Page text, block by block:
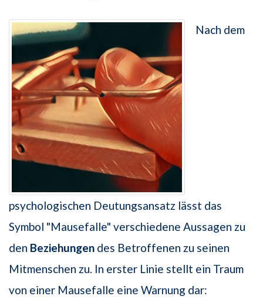
Nach dem
psychologischen Deutungsansatz lässt das
Symbol "Mausefalle" verschiedene Aussagen zu
den Beziehungen des Betroffenen zu seinen
Mitmenschen zu. In erster Linie stellt ein Traum
von einer Mausefalle eine Warnung dar: